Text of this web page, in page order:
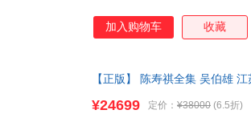
加入购物车 收藏
【正版】 陈寿祺全集 吴伯雄
¥24699 定价： ¥38000 (6.5折)